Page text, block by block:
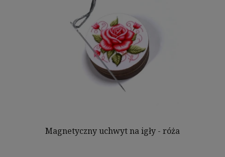
Magnetyczny uchwyt na igły - róża